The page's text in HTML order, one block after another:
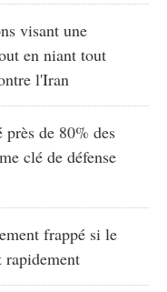
visant une
en niant tout
l'Iran
de 80% des
clé de défense
frappé si le
rapidement